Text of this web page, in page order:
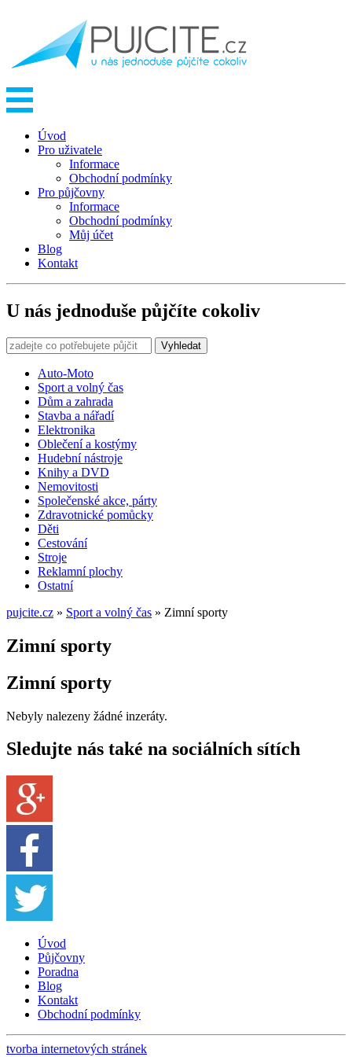
Úvod
Pro uživatele
Informace
Obchodní podmínky
Pro půjčovny
Informace
Obchodní podmínky
Můj účet
Blog
Kontakt
U nás jednoduše půjčíte cokoliv
Vyhledat
Auto-Moto
Sport a volný čas
Dům a zahrada
Stavba a nářadí
Elektronika
Oblečení a kostýmy
Hudební nástroje
Knihy a DVD
Nemovitosti
Společenské akce, párty
Zdravotnické pomůcky
Děti
Cestování
Stroje
Reklamní plochy
Ostatní
pujcite.cz » Sport a volný čas » Zimní sporty
Zimní sporty
Zimní sporty
Nebyly nalezeny žádné inzeráty.
Sledujte nás také na sociálních sítích
Úvod
Půjčovny
Poradna
Blog
Kontakt
Obchodní podmínky
tvorba internetových stránek